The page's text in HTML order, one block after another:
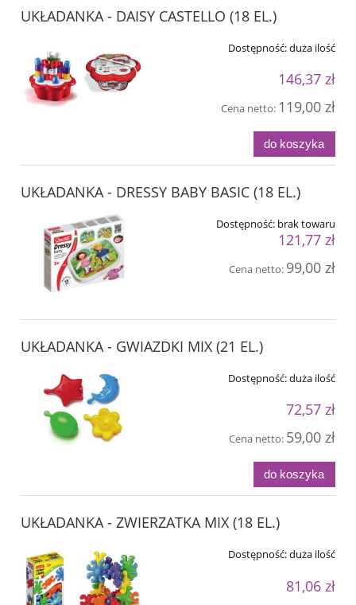
UKŁADANKA - DAISY CASTELLO (18 EL.)
Dostępność:duża ilość
146,37 zł
Cena netto: 119,00 zł
do koszyka
UKŁADANKA - DRESSY BABY BASIC (18 EL.)
Dostępność: brak towaru
121,77 zł
Cena netto: 99,00 zł
UKŁADANKA - GWIAZDKI MIX (21 EL.)
Dostępność:duża ilość
72,57 zł
Cena netto: 59,00 zł
do koszyka
UKŁADANKA - ZWIERZATKA MIX (18 EL.)
Dostępność:duża ilość
81,06 zł